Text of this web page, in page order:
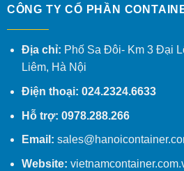
CÔNG TY CỔ PHẦN
Địa chỉ: Phố Sa Đôi- Km 3 Đại
Liêm, Hà Nội
Điện thoại: 024.2324.6633
Hỗ trợ: 0978.288.266
Email:
Website: